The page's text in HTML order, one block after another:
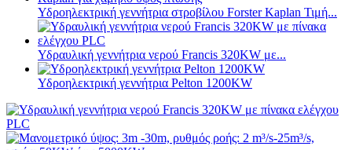
Υδροηλεκτρική γεννήτρια στροβίλου Forster Kaplan Τιμή...
Υδραυλική γεννήτρια νερού Francis 320KW με...
Υδροηλεκτρική γεννήτρια Pelton 1200KW